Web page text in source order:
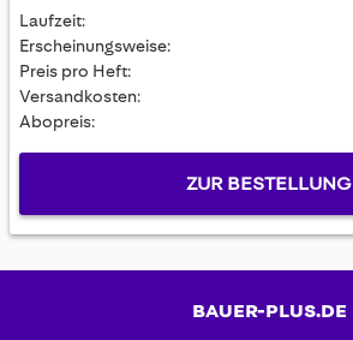
Laufzeit:
Erscheinungsweise:
Preis pro Heft:
Versandkosten:
Abopreis:
ZUR BESTELLUNG
BAUER-PLUS.DE